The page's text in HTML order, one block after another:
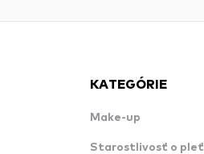
KATEGÓRIE
Make-up
Starostlivosť o pleť